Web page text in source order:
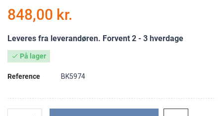
848,00 kr.
Leveres fra leverandøren. Forvent 2 - 3 hverdage
 På lager
Reference BK5974